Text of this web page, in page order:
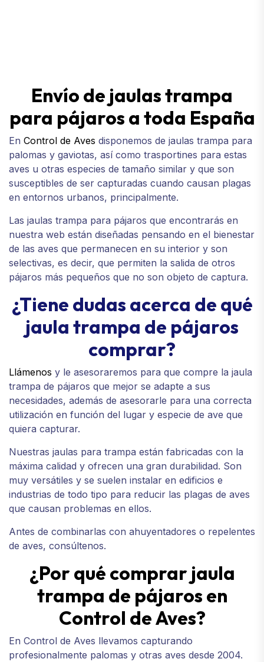
Envío de jaulas trampa
para pájaros a toda España
En Control de Aves disponemos de jaulas trampa para
palomas y gaviotas, así como trasportines para estas
aves u otras especies de tamaño similar y que son
susceptibles de ser capturadas cuando causan plagas
en entornos urbanos, principalmente.
Las jaulas trampa para pájaros que encontrarás en
nuestra web están diseñadas pensando en el bienestar
de las aves que permanecen en su interior y son
selectivas, es decir, que permiten la salida de otros
pájaros más pequeños que no son objeto de captura.
¿Tiene dudas acerca de qué
jaula trampa de pájaros
comprar?
Llámenos y le asesoraremos para que compre la jaula
trampa de pájaros que mejor se adapte a sus
necesidades, además de asesorarle para una correcta
utilización en función del lugar y especie de ave que
quiera capturar.
Nuestras jaulas para trampa están fabricadas con la
máxima calidad y ofrecen una gran durabilidad. Son
muy versátiles y se suelen instalar en edificios e
industrias de todo tipo para reducir las plagas de aves
que causan problemas en ellos.
Antes de combinarlas con ahuyentadores o repelentes
de aves, consúltenos.
¿Por qué comprar jaula
trampa de pájaros en
Control de Aves?
En Control de Aves llevamos capturando
profesionalmente palomas y otras aves desde 2004.